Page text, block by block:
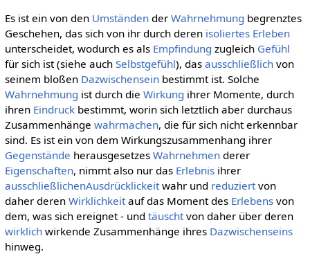
Es ist ein von den Umständender Wahrnehmung begrenztes
Geschehen, das sich von ihr durch deren isoliertes Erleben
unterscheidet, wodurch es als Empfindung zugleich Gefühl
für sich ist (siehe auch Selbstgefühl), das ausschließlichvon
seinem bloßen Dazwischenseinbestimmt ist. Solche
Wahrnehmung ist durch die Wirkung ihrer Momente, durch
ihren Eindruckbestimmt, worin sich letztlich aber durchaus
Zusammenhänge wahrmachen, die für sich nicht erkennbar
sind. Es ist ein von dem Wirkungszusammenhang ihrer
Gegenstände herausgesetzes Wahrnehmenderer
Eigenschaften, nimmt also nur das Erlebnisihrer
ausschließlichenAusdrücklickeitwahr und reduziertvon
daher deren Wirklichkeitauf das Moment des Erlebensvon
dem, was sich ereignet - und täuschtvon daher über deren
wirklichwirkende Zusammenhänge ihres Dazwischenseins
hinweg.